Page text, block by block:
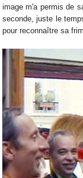
image m'a permis de
seconde, juste le
pour reconnaître sa